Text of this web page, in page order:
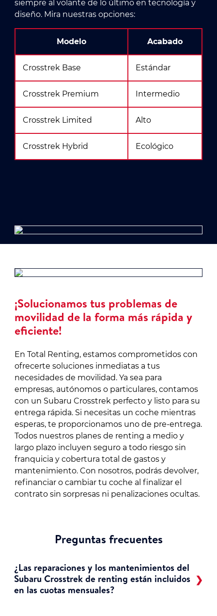
siempre al volante de lo último en tecnología y
diseño. Mira nuestras opciones:
Modelo Acabado
Crosstrek Base Estándar
Crosstrek Premium Intermedio
Crosstrek Limited Alto
Crosstrek Hybrid Ecológico
¡Solucionamos tus problemas de
movilidad de la forma más rápida y
eficiente!
En Total Renting, estamos comprometidos con
ofrecerte soluciones inmediatas a tus
necesidades de movilidad. Ya sea para
empresas, autónomos o particulares, contamos
con un Subaru Crosstrek perfecto y listo para su
entrega rápida. Si necesitas un coche mientras
esperas, te proporcionamos uno de pre-entrega.
Todos nuestros planes de renting a medio y
largo plazo incluyen seguro a todo riesgo sin
franquicia y cobertura total de gastos y
mantenimiento. Con nosotros, podrás devolver,
refinanciar o cambiar tu coche al finalizar el
contrato sin sorpresas ni penalizaciones ocultas.
Preguntas frecuentes
¿Las reparaciones y los mantenimientos del
Subaru Crosstrek de renting están incluidos
en las cuotas mensuales?